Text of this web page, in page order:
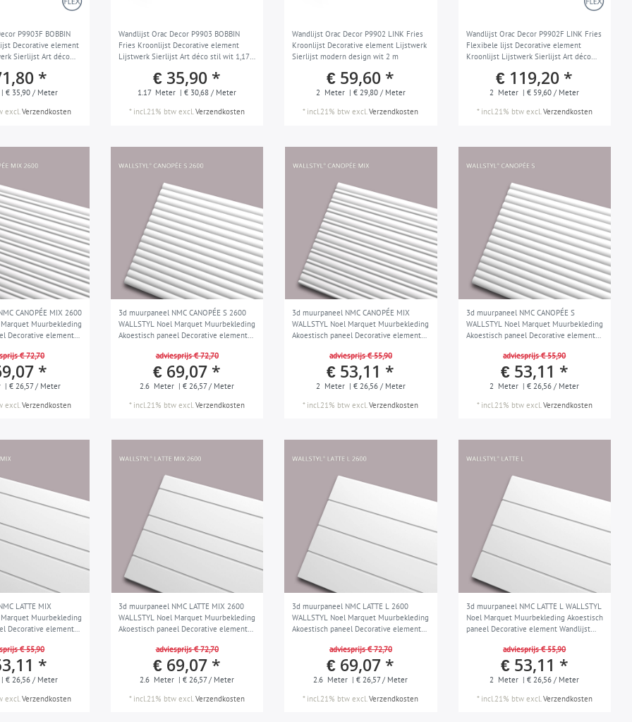
P9903F BOBBIN
Decorative element
Sierlijst Art déco
*
| € 35,90 / Meter
excl.Verzendkosten
Wandlijst Orac Decor P9903 BOBBIN
Fries Kroonlijst Decorative element
Lijstwerk Sierlijst Art déco stil wit 1,17
€ 35,90 *
1.17 Meter | € 30,68 / Meter
* incl.21% btw excl.Verzendkosten
Wandlijst Orac Decor P9902 LINK Fries
Kroonlijst Decorative element Lijstwerk
Sierlijst modern design wit 2 m
€ 59,60 *
2 Meter | € 29,80 / Meter
* incl.21% btw excl.Verzendkosten
Wandlijst Orac Decor P9902F LINK Fries
Flexibele lijst Decorative element
Kroonlijst Lijstwerk Sierlijst Art déco
€ 119,20 *
2 Meter | € 59,60 / Meter
* incl.21% btwexcl.Verzendkosten
CANOPÉE MIX 2600
Marquet Muurbekleding
Decorative element
€ 72,70
*
| € 26,57 / Meter
excl.Verzendkosten
3d muurpaneel NMC CANOPÉE S 2600
WALLSTYL Noel Marquet Muurbekleding
Akoestisch paneel Decorative element
design wit 2,6 madviesprijs € 72,70
€ 69,07 *
2.6 Meter | € 26,57 / Meter
* incl.21% btw excl.Verzendkosten
3d muurpaneel NMC CANOPÉE MIX
WALLSTYL Noel Marquet Muurbekleding
Akoestisch paneel Decorative element
design wit 2 madviesprijs € 55,90
€ 53,11 *
2 Meter | € 26,56 / Meter
* incl.21% btw excl.Verzendkosten
3d muurpaneel NMC CANOPÉE S
WALLSTYL Noel Marquet Muurbekleding
Akoestisch paneel Decorative element
design wit 2 madviesprijs € 55,90
€ 53,11 *
2 Meter | € 26,56 / Meter
* incl.21% btwexcl.Verzendkosten
LATTE MIX
Marquet Muurbekleding
Decorative element
€ 55,90
*
| € 26,56 / Meter
excl.Verzendkosten
3d muurpaneel NMC LATTE MIX 2600
WALLSTYL Noel Marquet Muurbekleding
Akoestisch paneel Decorative element
design wit 2,6 madviesprijs € 72,70
€ 69,07 *
2.6 Meter | € 26,57 / Meter
* incl.21% btw excl.Verzendkosten
3d muurpaneel NMC LATTE L 2600
WALLSTYL Noel Marquet Muurbekleding
Akoestisch paneel Decorative element
design wit 2,6 madviesprijs € 72,70
€ 69,07 *
2.6 Meter | € 26,57 / Meter
* incl.21% btw excl.Verzendkosten
3d muurpaneel NMC LATTE L WALLSTYL
Noel Marquet Muurbekleding Akoestisch
paneel Decorative element Wandlijst
adviesprijs € 55,90
€ 53,11 *
2 Meter | € 26,56 / Meter
* incl.21% btwexcl.Verzendkosten